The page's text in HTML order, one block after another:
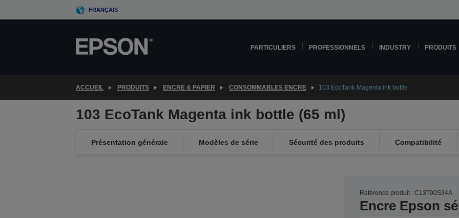
to
FRANÇAIS
PARTICULIERS PROFESSIONNELS INDUSTRY PRODUITS
ACCUEIL PRODUITS ENCRE & PAPIER CONSOMMABLES ENCRE 103 EcoTank Magenta ink bottle
103 EcoTank Magenta ink bottle (65 ml)
Présentation générale Modèles de série Sécurité des produits Compatibilité
Référence produit : C13T00S34A
Encre Epson